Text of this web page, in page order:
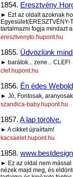
1854. Eresztvény
► Ezt az oldalt azoknak
tartalmazni fogja mindazt
eresztvenyto.hupont.hu
1855. Üdvözlünk
► barátok... zene... CLEF!
clef.hupont.hu
1856. Én édes
► Jó, Fontosak,
szandica-baby.hupont.hu
1857. A lap törölve.
► A cikket újraírtam!
kacsaelet.hupont.hu
1858.
► Ez az oldal nem
nézek majd meg, és